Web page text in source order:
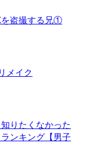
を盗撮する兄①
メイク
りたくなかった
ンキング【男子